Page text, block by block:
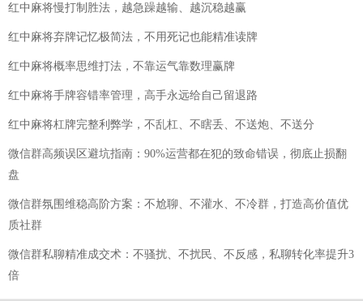
红中麻将慢打制胜法，越急躁越输、越沉稳越赢
红中麻将弃牌记忆极简法，不用死记也能精准读牌
红中麻将概率思维打法，不靠运气靠数理赢牌
红中麻将手牌容错率管理，高手永远给自己留退路
红中麻将杠牌完整利弊学，不乱杠、不瞎丢、不送炮、不送分
微信群高频误区避坑指南：90%运营都在犯的致命错误，彻底止损翻
盘
微信群氛围维稳高阶方案：不尬聊、不灌水、不冷群，打造高价值优
质社群
微信群私聊精准成交术：不骚扰、不扰民、不反感，私聊转化率提升3
倍